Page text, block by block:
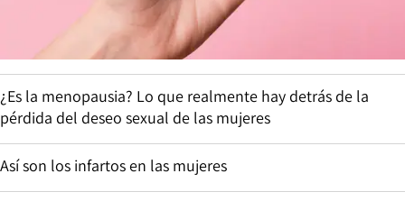
¿Es la menopausia? Lo que realmente hay detrás de la
pérdida del deseo sexual de las mujeres
Así son los infartos en las mujeres